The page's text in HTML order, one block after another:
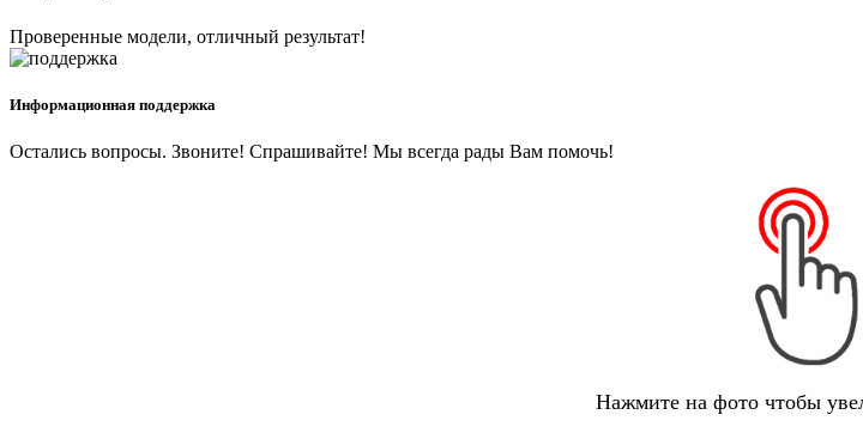
Проверенные модели, отличный результат!
Информационная поддержка
Остались вопросы. Звоните! Спрашивайте! Мы всегда рады Вам помочь!
Нажмите на фото чтобы